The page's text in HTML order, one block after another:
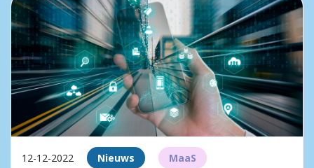
12-12-2022 Nieuws MaaS